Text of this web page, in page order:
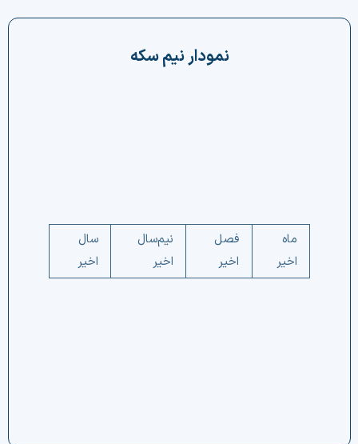
شاخص ترس و طمع
خرید تتر ارزان
نمودار نیم سکه
ماه
اخیر
فصل
اخیر
نیم‌سال
اخیر
سال
اخیر